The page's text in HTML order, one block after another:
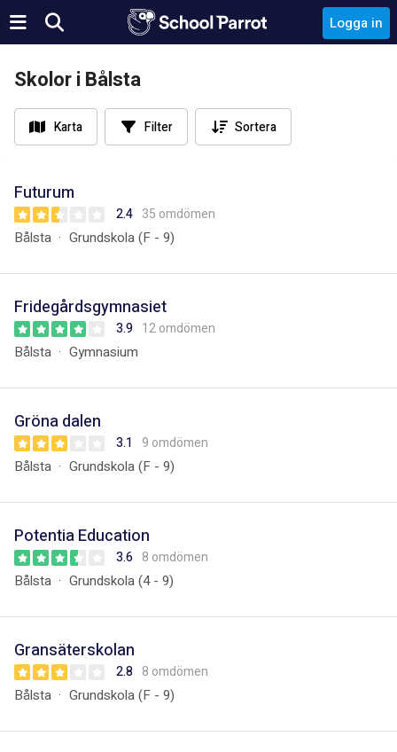
Logga in
Skolor i Bålsta
Karta Filter Sortera
Futurum
2.4 35 omdömen
Bålsta Grundskola (F - 9)
Fridegårdsgymnasiet
3.9 12 omdömen
Bålsta Gymnasium
Gröna dalen
3.1 9 omdömen
Bålsta Grundskola (F - 9)
Potentia Education
3.6 8 omdömen
Bålsta Grundskola (4 - 9)
Gransäterskolan
2.8 8 omdömen
Bålsta Grundskola (F - 9)